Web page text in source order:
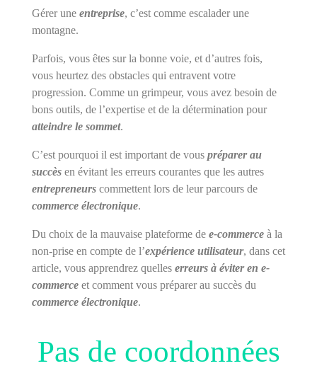
Gérer une entreprise, c’est comme escalader une
montagne.
Parfois, vous êtes sur la bonne voie, et d’autres fois,
vous heurtez des obstacles qui entravent votre
progression. Comme un grimpeur, vous avez besoin de
bons outils, de l’expertise et de la détermination pour
atteindre le sommet.
C’est pourquoi il est important de vous préparer au
succès en évitant les erreurs courantes que les autres
entrepreneurs commettent lors de leur parcours de
commerce électronique.
Du choix de la mauvaise plateforme de e-commerce à la
non-prise en compte de l’expérience utilisateur, dans cet
article, vous apprendrez quelles erreurs à éviter en e-
commerce et comment vous préparer au succès du
commerce électronique.
Pas de coordonnées